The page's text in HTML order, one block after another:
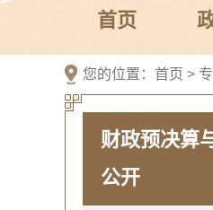
首页
您的位置： 首页 >
财政预决算
公开